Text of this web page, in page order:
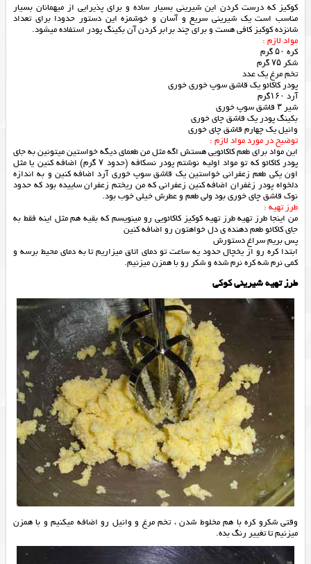
کوکیز که درست کردن این شیرینی بسیار ساده و برای پذیرایی از میهمانان بسیار
مناسب است یک شیرینی سریع و آسان و خوشمزه این دستور حدودا برای تعداد
شانزده کوکیز کافی هست و برای چند برابر کردن آن بکینگ پودر استفاده میشود.
مواد لازم :
کره ۵۰ گرم
شکر ۷۵ گرم
تخم مرغ یک عدد
پودر کاکائو یک قاشق سوپ خوری خوری
آرد ۱۶۰گرم
شیر ۳ قاشق سوپ خوری
بکینگ پودر یک قاشق چای خوری
وانیل یک چهارم قاشق چای خوری
توضیح در مورد مواد لازم :
این مواد برای طعم کاکائویی هستش اگه مثل من طعمای دیگه خواستین میتونین به جای
پودر کاکائو که تو مواد اولیه نوشتم پودر نسکافه (حدود ۷ گرم) اضافه کنین یا مثل
اون یکی طعم زعفرانی خواستین یک قاشق سوپ خوری آرد اضافه کنین و به اندازه
دلخواه پودر زغفران اضافه کنین زعفرانی که من ریختم زعفران ساییده بود که حدود
نوک قاشق چای خوری بود ولی طعم و عطرش خیلی خوب بود.
طرز تهیه :
من اینجا طرز تهیه طرز تهیه کوکیز کاکائویی رو مینویسم که بقیه هم مثل اینه فقط به
جای کاکائو طعم دهنده ی دل خواهتون رو اضافه کنین
پس بریم سراغ دستورش
ابتدا کره رو از یخچال حدود یه ساعت تو دمای اتاق میزاریم تا به دمای محیط برسه و
کمی نرم شه کره نرم شده و شکر رو با همزن میزنیم.
طرز تهيه شيريني كوكي
وقتی شکرو کره با هم مخلوط شدن ، تخم مرغ و وانیل رو اضافه میکنیم و با همزن
میزنیم تا تغییر رنگ بده.